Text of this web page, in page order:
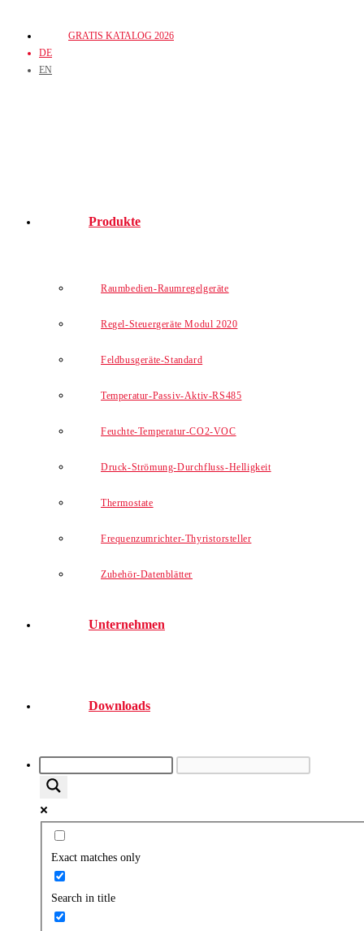
Inhalt
springen
GRATIS KATALOG 2026
DE
EN
Produkte
Raumbedien-Raumregelgeräte
Regel-Steuergeräte Modul 2020
Feldbusgeräte-Standard
Temperatur-Passiv-Aktiv-RS485
Feuchte-Temperatur-CO2-VOC
Druck-Strömung-Durchfluss-Helligkeit
Thermostate
Frequenzumrichter-Thyristorsteller
Zubehör-Datenblätter
Unternehmen
Downloads
Exact matches only
Search in title